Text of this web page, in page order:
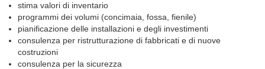
stima valori di inventario
programmi dei volumi (concimaia, fossa, fienile)
pianificazione delle installazioni e degli investimenti
consulenza per ristrutturazione di fabbricati e di nuove
costruzioni
consulenza per la sicurezza